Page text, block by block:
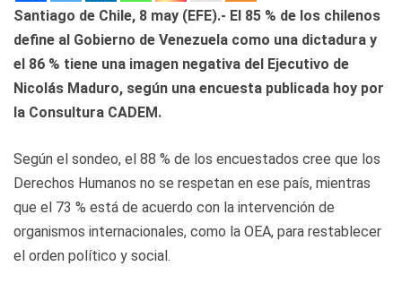
Santiago de Chile, 8 may (EFE).- El 85 % de los chilenos
define al Gobierno de Venezuela como una dictadura y
el 86 % tiene una imagen negativa del Ejecutivo de
Nicolás Maduro, según una encuesta publicada hoy por
la Consultura CADEM.
Según el sondeo, el 88 % de los encuestados cree que los
Derechos Humanos no se respetan en ese país, mientras
que el 73 % está de acuerdo con la intervención de
organismos internacionales, como la OEA, para restablecer
el orden político y social.